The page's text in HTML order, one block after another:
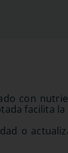
con
facilita
o